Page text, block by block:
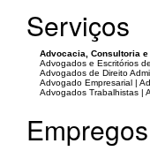
Serviços
Advocacia, Consultoria
Advogados e Escritórios
Advogados de Direito
Advogado Empresarial |
Advogados Trabalhistas |
Empregos